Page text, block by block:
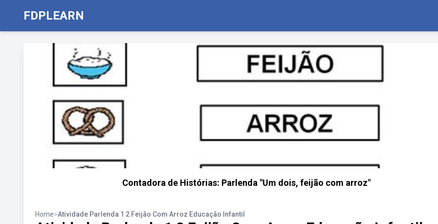
FDPLEARN
Contadora de Histórias: Parlenda "Um dois, feijão com arroz"
Home>Atividade Parlenda 1 2 Feijão Com Arroz Educação Infantil